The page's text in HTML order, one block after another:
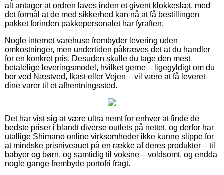
alt antager at ordren laves inden et givent klokkeslæt, med
det formål at de med sikkerhed kan nå at få bestillingen
pakket forinden pakkepersonalet har fyraften.
Nogle internet varehuse frembyder levering uden
omkostninger, men undertiden påkræves det at du handler
for en konkret pris. Desuden skulle du tage den mest
betalelige leveringsmodel, hvilket gerne – ligegyldigt om du
bor ved Næstved, Ikast eller Vejen – vil være at få leveret
dine varer til et afhentningssted.
Det har vist sig at være ultra nemt for enhver at finde de
bedste priser i blandt diverse outlets på nettet, og derfor har
utallige Shimano online virksomheder ikke kunne slippe for
at mindske prisniveauet på en række af deres produkter – til
babyer og børn, og samtidig til voksne – voldsomt, og endda
nogle gange frembyde portofri fragt.